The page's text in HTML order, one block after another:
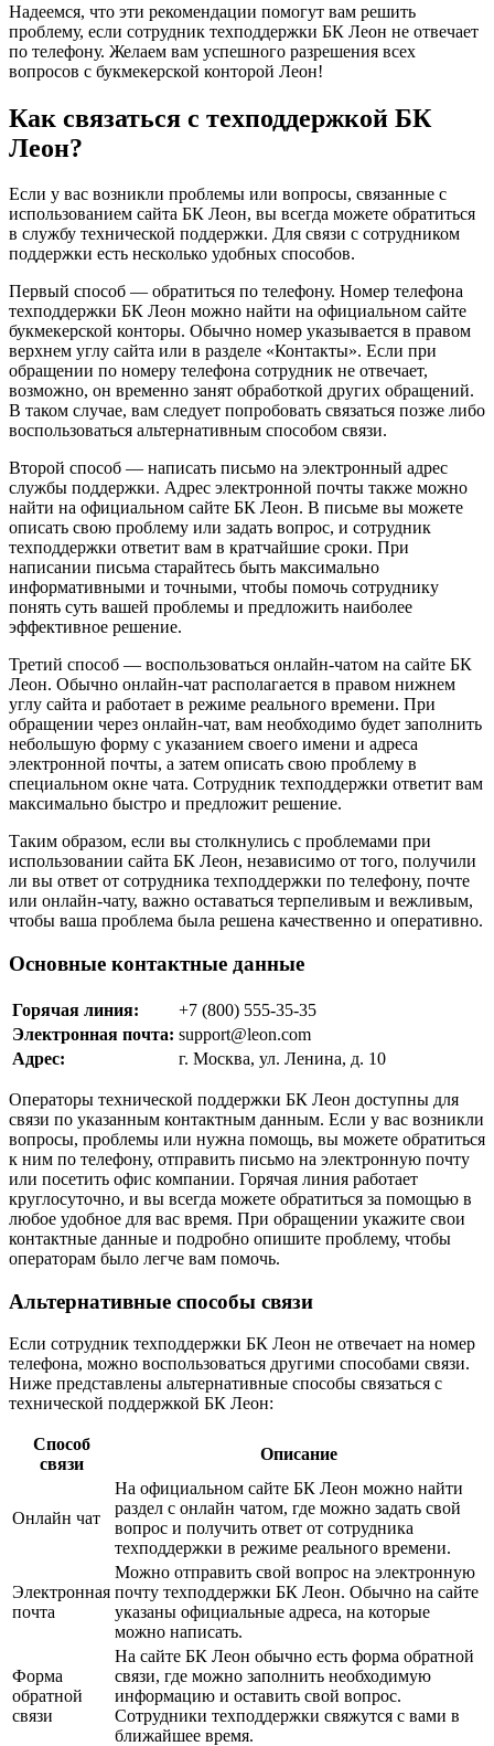
Надеемся, что эти рекомендации помогут вам решить
проблему, если сотрудник техподдержки БК Леон не отвечает
по телефону. Желаем вам успешного разрешения всех
вопросов с букмекерской конторой Леон!
Как связаться с техподдержкой БК
Леон?
Если у вас возникли проблемы или вопросы, связанные с
использованием сайта БК Леон, вы всегда можете обратиться
в службу технической поддержки. Для связи с сотрудником
поддержки есть несколько удобных способов.
Первый способ — обратиться по телефону. Номер телефона
техподдержки БК Леон можно найти на официальном сайте
букмекерской конторы. Обычно номер указывается в правом
верхнем углу сайта или в разделе «Контакты». Если при
обращении по номеру телефона сотрудник не отвечает,
возможно, он временно занят обработкой других обращений.
В таком случае, вам следует попробовать связаться позже либо
воспользоваться альтернативным способом связи.
Второй способ — написать письмо на электронный адрес
службы поддержки. Адрес электронной почты также можно
найти на официальном сайте БК Леон. В письме вы можете
описать свою проблему или задать вопрос, и сотрудник
техподдержки ответит вам в кратчайшие сроки. При
написании письма старайтесь быть максимально
информативными и точными, чтобы помочь сотруднику
понять суть вашей проблемы и предложить наиболее
эффективное решение.
Третий способ — воспользоваться онлайн-чатом на сайте БК
Леон. Обычно онлайн-чат располагается в правом нижнем
углу сайта и работает в режиме реального времени. При
обращении через онлайн-чат, вам необходимо будет заполнить
небольшую форму с указанием своего имени и адреса
электронной почты, а затем описать свою проблему в
специальном окне чата. Сотрудник техподдержки ответит вам
максимально быстро и предложит решение.
Таким образом, если вы столкнулись с проблемами при
использовании сайта БК Леон, независимо от того, получили
ли вы ответ от сотрудника техподдержки по телефону, почте
или онлайн-чату, важно оставаться терпеливым и вежливым,
чтобы ваша проблема была решена качественно и оперативно.
Основные контактные данные
Горячая линия:
+7 (800) 555-35-35
Электронная почта: support@leon.com
Адрес:
г. Москва, ул. Ленина, д. 10
Операторы технической поддержки БК Леон доступны для
связи по указанным контактным данным. Если у вас возникли
вопросы, проблемы или нужна помощь, вы можете обратиться
к ним по телефону, отправить письмо на электронную почту
или посетить офис компании. Горячая линия работает
круглосуточно, и вы всегда можете обратиться за помощью в
любое удобное для вас время. При обращении укажите свои
контактные данные и подробно опишите проблему, чтобы
операторам было легче вам помочь.
Альтернативные способы связи
Если сотрудник техподдержки БК Леон не отвечает на номер
телефона, можно воспользоваться другими способами связи.
Ниже представлены альтернативные способы связаться с
технической поддержкой БК Леон:
Способ
связи
Описание
Онлайн чат
На официальном сайте БК Леон можно найти
раздел с онлайн чатом, где можно задать свой
вопрос и получить ответ от сотрудника
техподдержки в режиме реального времени.
Электронная
почта
Можно отправить свой вопрос на электронную
почту техподдержки БК Леон. Обычно на сайте
указаны официальные адреса, на которые
можно написать.
Форма
обратной
связи
На сайте БК Леон обычно есть форма обратной
связи, где можно заполнить необходимую
информацию и оставить свой вопрос.
Сотрудники техподдержки свяжутся с вами в
ближайшее время.